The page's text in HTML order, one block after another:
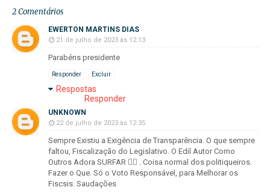
2 Comentários
EWERTON MARTINS DIAS
21 de julho de 2023 às 12:13
Parabéns presidente
Responder Excluir
Respostas
Responder
UNKNOWN
22 de julho de 2023 às 12:35
Sempre Existiu a Exigência de Transparência. O que sempre
faltou, Fiscalização do Legislativo. O Edil Autor Como
Outros Adora SURFAR 🏄‍♀️ . Coisa normal dos politiqueiros.
Fazer o Que. Só o Voto Responsável, para Melhorar os
Fiscsis. Saudações